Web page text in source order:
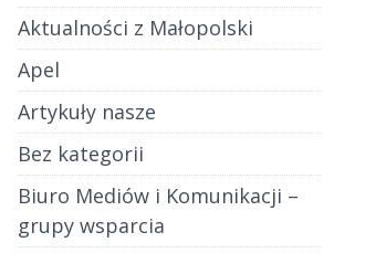
Aktualności z Małopolski
Apel
Artykuły nasze
Bez kategorii
Biuro Mediów i Komunikacji –
grupy wsparcia